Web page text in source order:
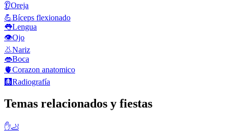
👂Oreja
💪Bíceps flexionado
👅Lengua
👁️Ojo
👃Nariz
👄Boca
🫀Corazon anatomico
🩻Radiografía
Temas relacionados y fiestas
✋🦶